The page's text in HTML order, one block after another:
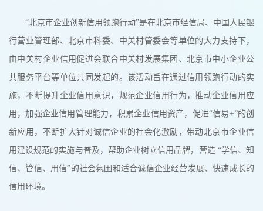
“北京市企业创新信用领跑行动”是在北京市经信局、中国人民银
行营业管理部、北京市科委、中关村管委会等单位的大力支持下，
由中关村企业信用促进会联合中关村发展集团、北京市中小企业公
共服务平台等单位共同发起的。该活动旨在通过信用领跑行动的实
施，不断提升企业信用意识，规范企业信用行为，推动企业信用应
用，加强企业信用管理能力，积累企业信用资产，促进“信易+”的创
新应用，不断扩大针对诚信企业的社会化激励，带动北京市企业信
用建设规范的实施与普及，帮助企业树立信用品牌，营造 “学信、知
信、管信、用信”的社会氛围和适合诚信企业经营发展、快速成长的
信用环境。